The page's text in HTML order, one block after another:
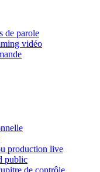
de parole
vidéo
production live
public
de contrôle